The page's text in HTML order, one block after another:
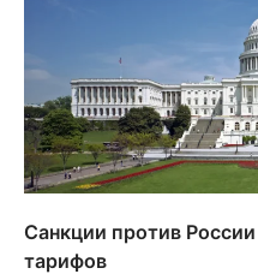
Санкции против
тарифов